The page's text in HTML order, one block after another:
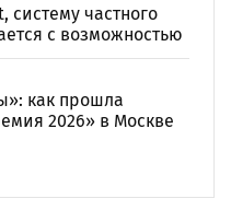
систему частного
с возможностью
как прошла
2026» в Москве